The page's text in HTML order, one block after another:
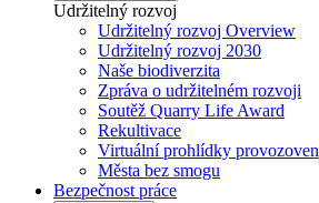
Udržitelný rozvoj
Udržitelný rozvoj Overview
Udržitelný rozvoj 2030
Naše biodiverzita
Zpráva o udržitelném rozvoji
Soutěž Quarry Life Award
Rekultivace
Virtuální prohlídky provozoven
Města bez smogu
Bezpečnost práce